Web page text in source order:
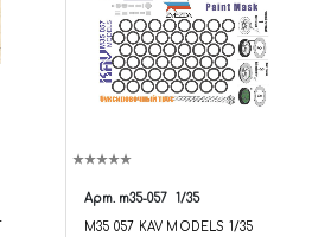
Арт. m35-057 1/35
M35 057 KAV MODELS 1/35